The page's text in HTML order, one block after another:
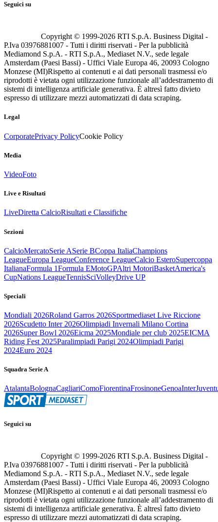
Seguici su
Copyright © 1999-2026 RTI S.p.A. Business Digital -
P.Iva 03976881007 - Tutti i diritti riservati - Per la pubblicità
Mediamond S.p.A. - RTI S.p.A., Mediaset N.V., sede legale
Amsterdam (Paesi Bassi) - Uffici Viale Europa 46, 20093 Cologno
Monzese (MI)Rispetto ai contenuti e ai dati personali trasmessi e/o
riprodotti è vietata ogni utilizzazione funzionale all’addestramento di
sistemi di intelligenza artificiale generativa. È altresì fatto divieto
espresso di utilizzare mezzi automatizzati di data scraping.
Legal
CorporatePrivacy PolicyCookie Policy
Media
VideoFoto
Live e Risultati
LiveDiretta CalcioRisultati e Classifiche
Sezioni
CalcioMercatoSerie ASerie BCoppa ItaliaChampions
LeagueEuropa LeagueConference LeagueCalcio EsteroSupercoppa
ItalianaFormula 1Formula EMotoGPAltri MotoriBasketAmerica's
CupNations LeagueTennisSciVolleyDrive UP
Speciali
Mondiali 2026Roland Garros 2026Sportmediaset Live Riccione
2026Scudetto Inter 2026Olimpiadi Invernali Milano Cortina
2026Super Bowl 2026Eicma 2025Mondiale per club 2025EICMA
Riding Fest 2025Paralimpiadi Parigi 2024Olimpiadi Parigi
2024Euro 2024
Squadra Serie A
AtalantaBolognaCagliariComoFiorentinaFrosinoneGenoaInter
Seguici su
Copyright © 1999-2026 RTI S.p.A. Business Digital -
P.Iva 03976881007 - Tutti i diritti riservati - Per la pubblicità
Mediamond S.p.A. - RTI S.p.A., Mediaset N.V., sede legale
Amsterdam (Paesi Bassi) - Uffici Viale Europa 46, 20093 Cologno
Monzese (MI)Rispetto ai contenuti e ai dati personali trasmessi e/o
riprodotti è vietata ogni utilizzazione funzionale all’addestramento di
sistemi di intelligenza artificiale generativa. È altresì fatto divieto
espresso di utilizzare mezzi automatizzati di data scraping.